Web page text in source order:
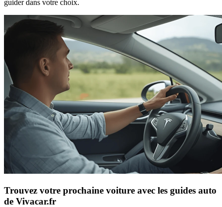
guider dans votre choix.
Trouvez votre prochaine voiture avec les guides auto
de Vivacar.fr